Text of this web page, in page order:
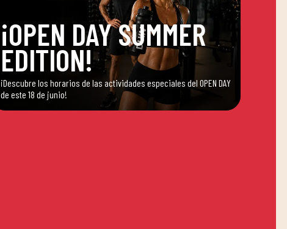
¡OPEN DAY SUMMER
EDITION!
¡Descubre los horarios de las actividades especiales del OPEN DAY
de este 18 de junio!